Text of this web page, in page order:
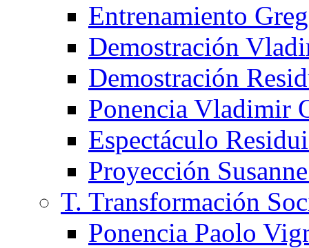
Entrenamiento
Demostración
Demostración
Ponencia Vladimir
Espectáculo
Proyección
T. Transformación
Ponencia Paolo